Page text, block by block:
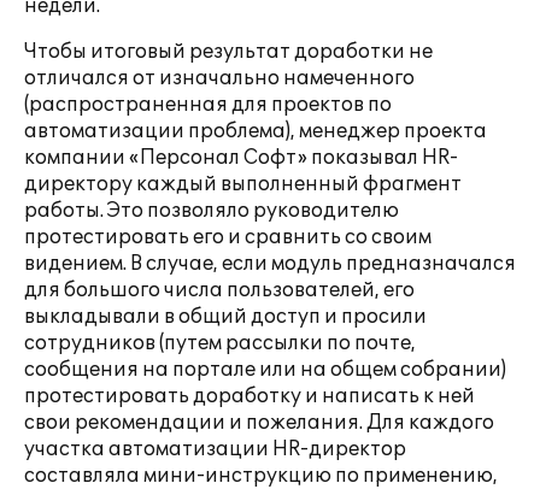
недели.
Чтобы итоговый результат доработки не
отличался от изначально намеченного
(распространенная для проектов по
автоматизации проблема), менеджер проекта
компании «Персонал Софт» показывал HR-
директору каждый выполненный фрагмент
работы. Это позволяло руководителю
протестировать его и сравнить со своим
видением. В случае, если модуль предназначался
для большого числа пользователей, его
выкладывали в общий доступ и просили
сотрудников (путем рассылки по почте,
сообщения на портале или на общем собрании)
протестировать доработку и написать к ней
свои рекомендации и пожелания. Для каждого
участка автоматизации HR-директор
составляла мини-инструкцию по применению,